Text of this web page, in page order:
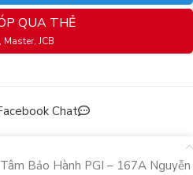
QUA THẺ
Master, JCB
Chat
Bảo Hành PGI – 167A Nguyễn